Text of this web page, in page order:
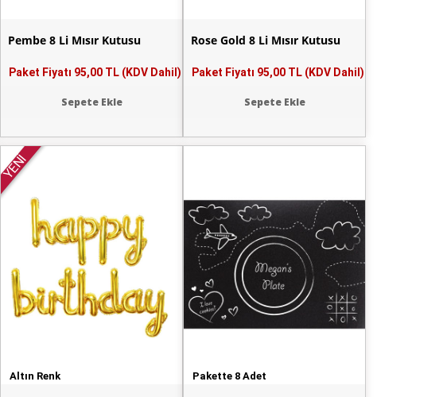
Pembe 8 Li Mısır Kutusu
Paket Fiyatı 95,00 TL (KDV Dahil)
Sepete Ekle
Rose Gold 8 Li Mısır Kutusu
Paket Fiyatı 95,00 TL (KDV Dahil)
Sepete Ekle
Altın Renk
YENİ
Pakette 8 Adet